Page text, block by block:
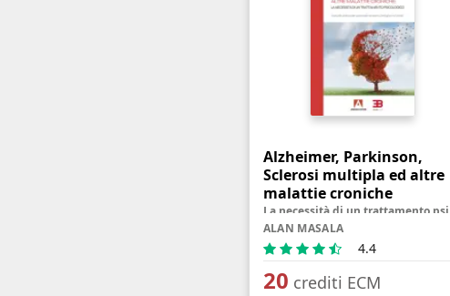
Alzheimer, Parkinson,
Sclerosi multipla ed altre
malattie croniche
ALAN MASALA
4.4
20 crediti ECM